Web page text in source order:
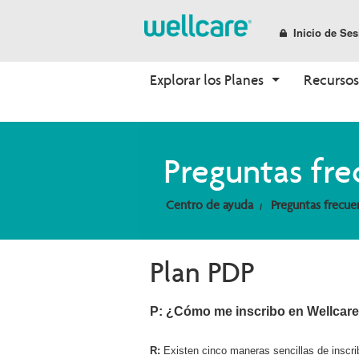
Inicio de
Explorar los Planes
Descripción General de
los Planes
Planes PPO
Planes C-SNP
Encuentre su Plan
Descripción General de
los Beneficios
¿Por Qué Elegir Wellcare?
Nuevo Intermediario
Preguntas
Centro de ayuda Preguntas
Plan PDP
P: ¿Cómo me inscribo en
R: Existen cinco maneras sencillas de